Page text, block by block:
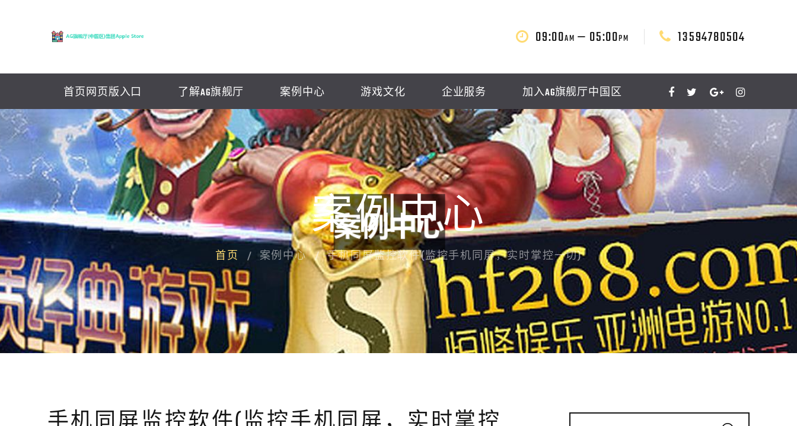
09:00AM — 05:00PM 13594780504
首页网页版入口 了解AG旗舰厅 案例中心 游戏文化 企业服务 加入AG旗舰厅中国区
案例中心
首页 案例中心 手机同屏监控软件(监控手机同屏，实时掌控一切)